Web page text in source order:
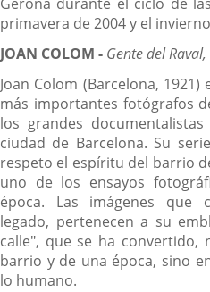
primavera de 2004 y el
JOAN COLOM - Gente del
Joan Colom (Barcelona,
más importantes fotógrafos
los grandes
ciudad de Barcelona. Su
respeto el espíritu del barrio
uno de los ensayos
época. Las imágenes que
legado, pertenecen a su
calle", que se ha
barrio y de una época, sino
lo humano.